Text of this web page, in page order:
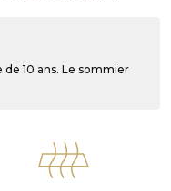
10 ans. Le sommier